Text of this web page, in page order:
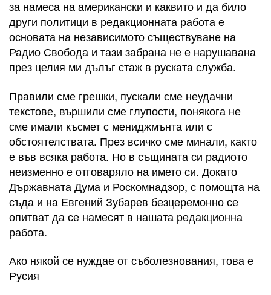
за намеса на американски и каквито и да било
други политици в редакционната работа е
основата на независимото съществуване на
Радио Свобода и тази забрана не е нарушавана
през целия ми дълъг стаж в руската служба.
Правили сме грешки, пускали сме неудачни
текстове, вършили сме глупости, понякога не
сме имали късмет с мениджмънта или с
обстоятелствата. През всичко сме минали, както
е във всяка работа. Но в същината си радиото
неизменно е отговаряло на името си. Докато
Държавната Дума и Роскомнадзор, с помощта на
съда и на Евгений Зубарев безцеремонно се
опитват да се намесят в нашата редакционна
работа.
Ако някой се нуждае от съболезнования, това е
Русия